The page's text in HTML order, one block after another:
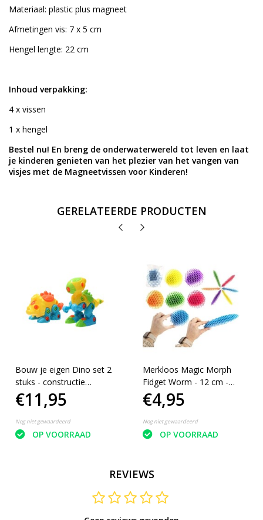
Materiaal: plastic plus magneet
Afmetingen vis: 7 x 5 cm
Hengel lengte: 22 cm
Inhoud verpakking:
4 x vissen
1 x hengel
Bestel nu! En breng de onderwaterwereld tot leven en laat
je kinderen genieten van het plezier van het vangen van
visjes met de Magneetvissen voor Kinderen!
GERELATEERDE PRODUCTEN
Bouw je eigen Dino set 2
stuks - constructie
Dinosaurus Triceratops
& T-Rex
€11,95
Nog niet gewaardeerd
OP VOORRAAD
Merkloos Magic Morph
Fidget Worm - 12 cm -
Mix Kleur - Bekend van
o.a. TikTok
€4,95
Nog niet gewaardeerd
OP VOORRAAD
REVIEWS